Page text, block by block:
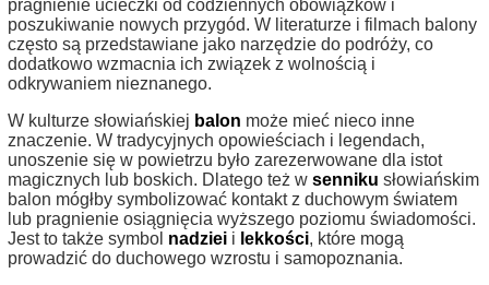
pragnienie ucieczki od codziennych obowiązków i
poszukiwanie nowych przygód. W literaturze i filmach balony
często są przedstawiane jako narzędzie do podróży, co
dodatkowo wzmacnia ich związek z wolnością i
odkrywaniem nieznanego.
W kulturze słowiańskiej balon może mieć nieco inne
znaczenie. W tradycyjnych opowieściach i legendach,
unoszenie się w powietrzu było zarezerwowane dla istot
magicznych lub boskich. Dlatego też w senniku słowiańskim
balon mógłby symbolizować kontakt z duchowym światem
lub pragnienie osiągnięcia wyższego poziomu świadomości.
Jest to także symbol nadziei i lekkości, które mogą
prowadzić do duchowego wzrostu i samopoznania.